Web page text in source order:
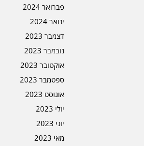
פברואר 2024
ינואר 2024
דצמבר 2023
נובמבר 2023
אוקטובר 2023
ספטמבר 2023
אוגוסט 2023
יולי 2023
יוני 2023
מאי 2023